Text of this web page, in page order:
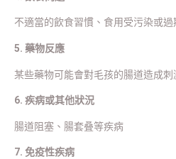
不適當的飲食習慣、食用受污染或過
5. 藥物反應
某些藥物可能會對毛孩的腸道造成刺
6. 疾病或其他狀況
腸道阻塞、腸套叠等疾病
7. 免疫性疾病